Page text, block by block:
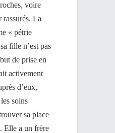
voire
rassurés. La
« pétrie
fille n’est pas
de prise en
activement
d’eux,
soins
sa place
Elle a un frère